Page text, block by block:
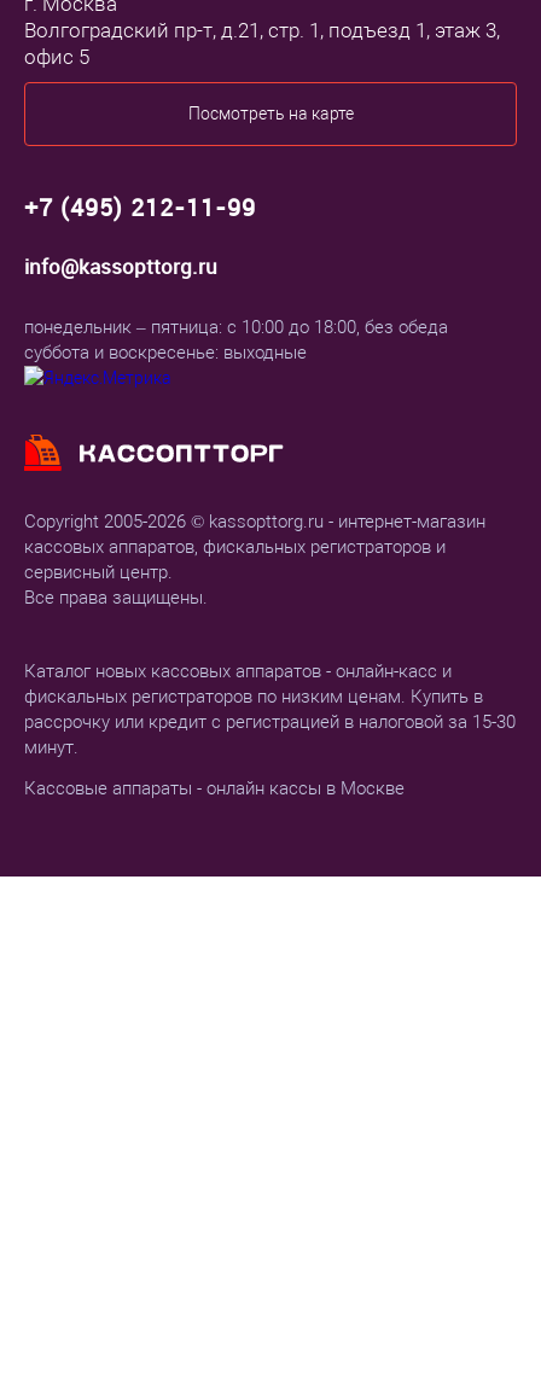
Copyright 2005-2026 © kassopttorg.ru - интернет-магазин
кассовых аппаратов, фискальных регистраторов и
сервисный центр.
Все права защищены.
Каталог новых кассовых аппаратов - онлайн-касс и
фискальных регистраторов по низким ценам. Купить в
рассрочку или кредит с регистрацией в налоговой за 15-30
минут.
Кассовые аппараты - онлайн кассы в Москве
Волгоградский пр-т, д.21, стр. 1, подъезд 1, этаж 3,
офис 5
Посмотреть на карте
+7 (495) 212-11-99
info@kassopttorg.ru
понедельник – пятница: с 10:00 до 18:00, без обеда
суббота и воскресенье: выходные